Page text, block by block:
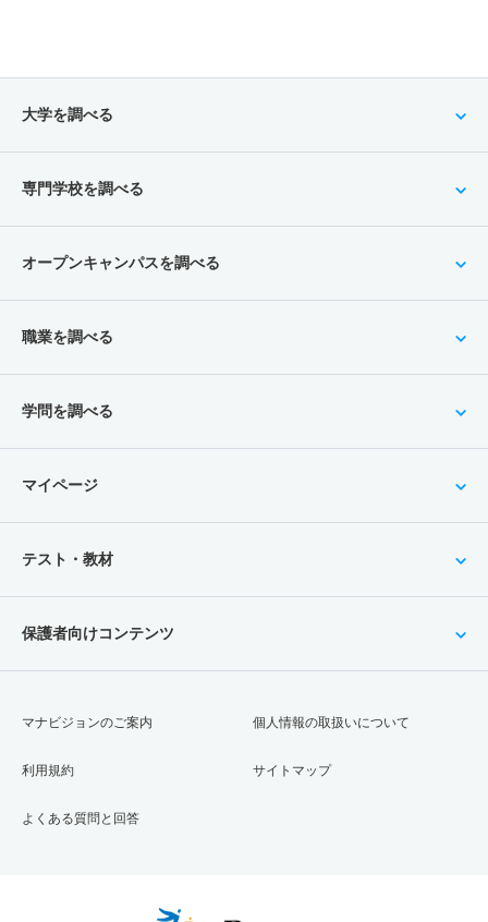
大学を調べる
専門学校を調べる
オープンキャンパスを調べる
職業を調べる
学問を調べる
マイページ
テスト・教材
保護者向けコンテンツ
マナビジョンのご案内
利用規約
よくある質問と回答
個人情報の取扱いについて
サイトマップ